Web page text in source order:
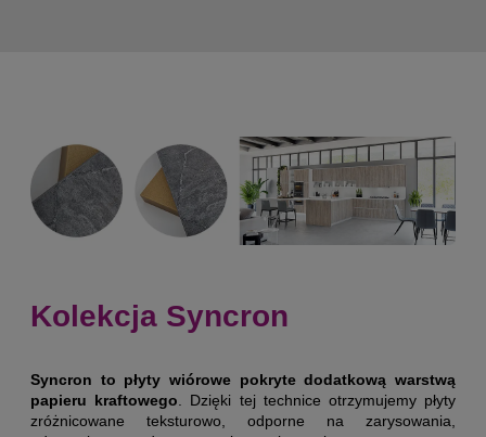
Kolekcja Syncron
Syncron to płyty wiórowe pokryte dodatkową warstwą
papieru kraftowego . Dzięki tej technice otrzymujemy płyty
zróżnicowane teksturowo, odporne na zarysowania,